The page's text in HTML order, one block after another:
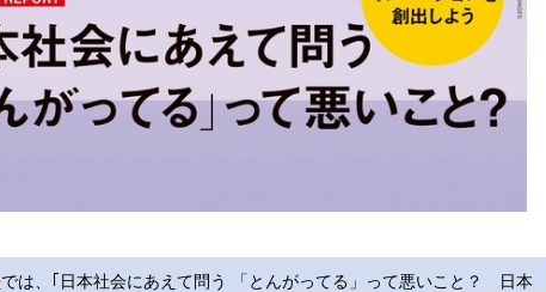
では、｢日本社会にあえて問う 「とんがってる」って悪いこと？ 日本